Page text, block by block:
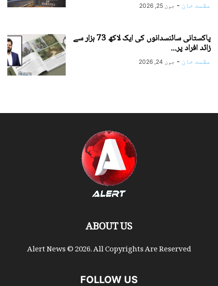
عظمت خان - جون 25, 2026
پاکستانی سائنسدانوں کی ایک لاکھ 73 ہزار سے
زائد افراد پر...
عظمت خان - جون 24, 2026
ABOUT US
Alert News © 2026. All Copyrights Are Reserved
FOLLOW US